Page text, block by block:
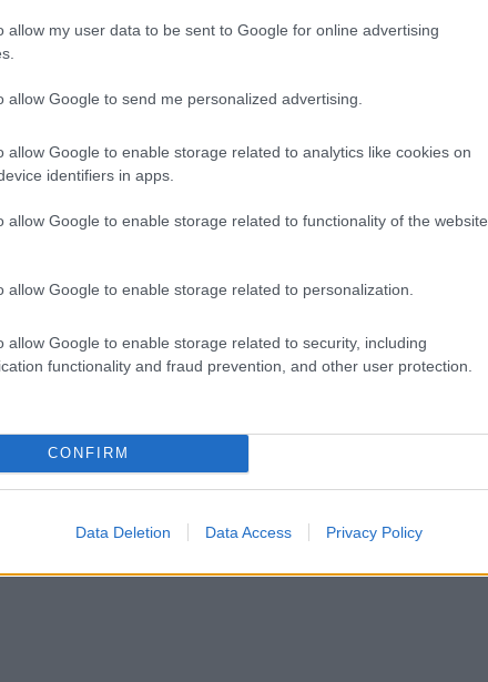
allow my user data to be sent to Google for online advertising
allow Google to send me personalized advertising.
allow Google to enable storage related to analytics like cookies on
identifiers in apps.
allow Google to enable storage related to functionality of the website
allow Google to enable storage related to personalization.
allow Google to enable storage related to security, including
functionality and fraud prevention, and other user protection.
CONFIRM
Data Deletion Data Access Privacy Policy
e zaffiri. I
esprimendo personalità e stile. Chi
eleganti linee semplici e raffinate, perfette
conquistando un ruolo sempre più
non si limitano più a segnare il tempo,
stile . I quadranti perlacei e i dettagli metallici
polso un vero palcoscenico di eleganza.